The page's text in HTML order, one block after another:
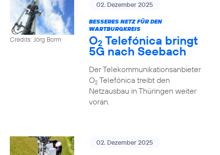
Credits: Jörg Borm
02. Dezember 2025
BESSERES NETZ FÜR DEN
WARTBURGKREIS
O2 Telefónica bringt
5G nach Seebach
Der Telekommunikationsanbieter
O2Telefónica treibt den
Netzausbau in Thüringen weiter
voran.
02. Dezember 2025